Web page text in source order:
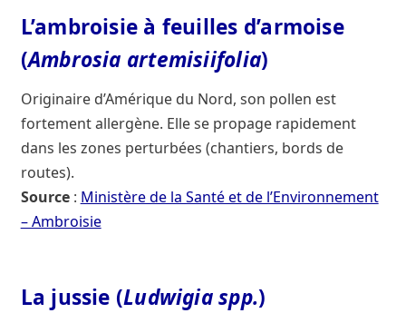
L’ambroisie à feuilles d’armoise
(Ambrosia artemisiifolia)
Originaire d’Amérique du Nord, son pollen est
fortement allergène. Elle se propage rapidement
dans les zones perturbées (chantiers, bords de
routes).
Source: Ministère de la Santé et de l’Environnement
– Ambroisie
La jussie (Ludwigia spp.)